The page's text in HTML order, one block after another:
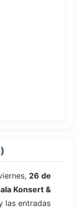
26 de
Konsert &
las entradas